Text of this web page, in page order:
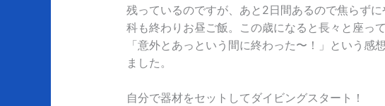
残っているのですが、あと2日間あるので焦らず
科も終わりお昼ご飯。この歳になると長々と座っ
「意外とあっという間に終わった〜！」という感
ました。
自分で器材をセットしてダイビングスタート！